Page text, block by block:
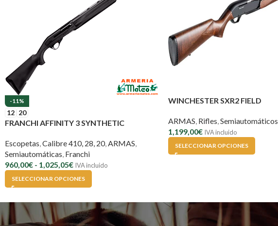
-11%
12 20
FRANCHI AFFINITY 3 SYNTHETIC
Escopetas,Calibre 410, 28, 20,ARMAS,
Semiautomáticas, Franchi
960,00€ - 1,025,05€ IVA incluido
SELECCIONAR OPCIONES
WINCHESTER SXR2 FIELD
ARMAS Rifles Semiautomáticos
1,199,00€ IVA incluido
SELECCIONAR OPCIONES